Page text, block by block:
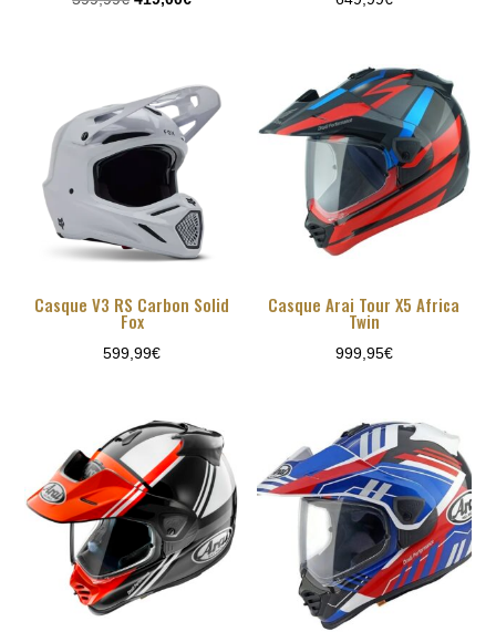
599,99€.
est :
419,00€.
Casque V3 RS Carbon Solid
Fox
599,99€
Casque Arai Tour X5 Africa
Twin
999,95€